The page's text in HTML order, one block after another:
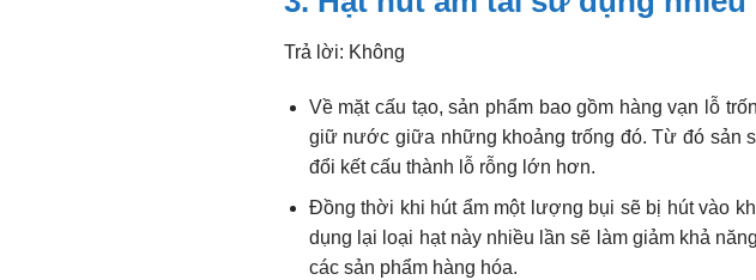
Trả lời: Không
Về mặt cấu tạo, sản phẩm bao gồm hàng vạn lỗ
giữ nước giữa những khoảng trống đó. Từ đó sản
đổi kết cấu thành lỗ rỗng lớn hơn.
Đồng thời khi hút ẩm một lượng bụi sẽ bị hút vào
dụng lại loại hạt này nhiều lần sẽ làm giảm khả
các sản phẩm hàng hóa.